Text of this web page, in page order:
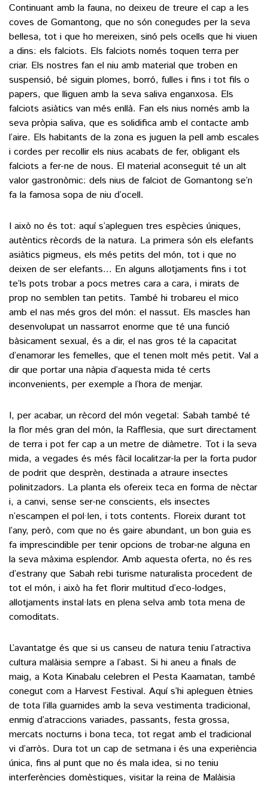
Continuant amb la fauna, no deixeu de treure el cap a les
coves de Gomantong, que no són conegudes per la seva
bellesa, tot i que ho mereixen, sinó pels ocells que hi viuen
a dins: els falciots. Els falciots només toquen terra per
criar. Els nostres fan el niu amb material que troben en
suspensió, bé siguin plomes, borró, fulles i fins i tot fils o
papers, que lliguen amb la seva saliva enganxosa. Els
falciots asiàtics van més enllà. Fan els nius només amb la
seva pròpia saliva, que es solidifica amb el contacte amb
l’aire. Els habitants de la zona es juguen la pell amb escales
i cordes per recollir els nius acabats de fer, obligant els
falciots a fer-ne de nous. El material aconseguit té un alt
valor gastronòmic: dels nius de falciot de Gomantong se’n
fa la famosa sopa de niu d’ocell.
I això no és tot: aquí s’apleguen tres espècies úniques,
autèntics rècords de la natura. La primera són els elefants
asiàtics pigmeus, els més petits del món, tot i que no
deixen de ser elefants… En alguns allotjaments fins i tot
te’ls pots trobar a pocs metres cara a cara, i mirats de
prop no semblen tan petits. També hi trobareu el mico
amb el nas més gros del món: el nassut. Els mascles han
desenvolupat un nassarrot enorme que té una funció
bàsicament sexual, és a dir, el nas gros té la capacitat
d’enamorar les femelles, que el tenen molt més petit. Val a
dir que portar una nàpia d’aquesta mida té certs
inconvenients, per exemple a l’hora de menjar.
I, per acabar, un rècord del món vegetal: Sabah també té
la flor més gran del món, la Rafflesia, que surt directament
de terra i pot fer cap a un metre de diàmetre. Tot i la seva
mida, a vegades és més fàcil localitzar-la per la forta pudor
de podrit que desprèn, destinada a atraure insectes
polinitzadors. La planta els ofereix teca en forma de nèctar
i, a canvi, sense ser-ne conscients, els insectes
n’escampen el pol·len, i tots contents. Floreix durant tot
l’any, però, com que no és gaire abundant, un bon guia es
fa imprescindible per tenir opcions de trobar-ne alguna en
la seva màxima esplendor. Amb aquesta oferta, no és res
d’estrany que Sabah rebi turisme naturalista procedent de
tot el món, i això ha fet florir multitud d’eco-lodges,
allotjaments instal·lats en plena selva amb tota mena de
comoditats.
L’avantatge és que si us canseu de natura teniu l’atractiva
cultura malàisia sempre a l’abast. Si hi aneu a finals de
maig, a Kota Kinabalu celebren el Pesta Kaamatan, també
conegut com a Harvest Festival. Aquí s’hi apleguen ètnies
de tota l’illa guarnides amb la seva vestimenta tradicional,
enmig d’atraccions variades, passants, festa grossa,
mercats nocturns i bona teca, tot regat amb el tradicional
vi d’arròs. Dura tot un cap de setmana i és una experiència
única, fins al punt que no és mala idea, si no teniu
interferències domèstiques, visitar la reina de Malàisia